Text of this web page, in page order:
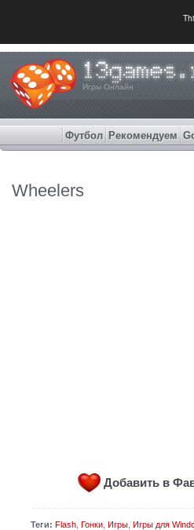
Игры Онлайн
Футбол Рекомендуем
Wheelers
Добавить в
Теги: Flash, Гонки, Игры, Игры для